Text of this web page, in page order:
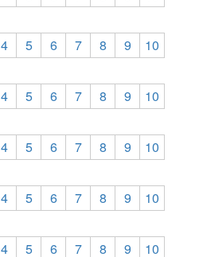
4 5 6 7 8 9
10
4 5 6 7 8 9
10
4 5 6 7 8 9
10
4 5 6 7 8 9
10
4 5 6 7 8 9 10